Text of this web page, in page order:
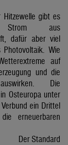
Hitzewelle gibt es
Strom aus
dafür aber viel
Wie
auf
und die
Die
Osteuropa unter
ein Drittel
erneuerbaren
Der Standard